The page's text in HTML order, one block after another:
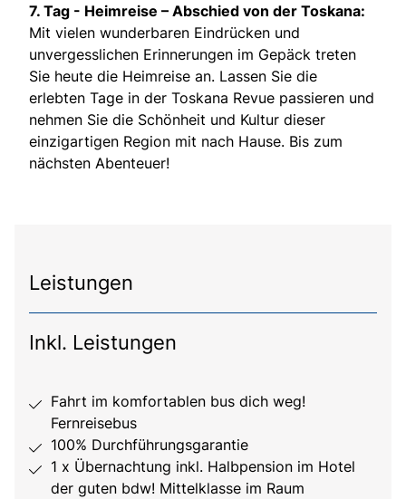
7. Tag - Heimreise – Abschied von der Toskana:
Mit vielen wunderbaren Eindrücken und
unvergesslichen Erinnerungen im Gepäck treten
Sie heute die Heimreise an. Lassen Sie die
erlebten Tage in der Toskana Revue passieren und
nehmen Sie die Schönheit und Kultur dieser
einzigartigen Region mit nach Hause. Bis zum
nächsten Abenteuer!
Leistungen
Inkl. Leistungen
Fahrt im komfortablen bus dich weg!
Fernreisebus
100% Durchführungsgarantie
1 x Übernachtung inkl. Halbpension im Hotel
der guten bdw! Mittelklasse im Raum